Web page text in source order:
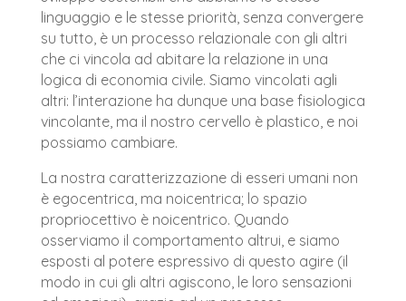
linguaggio e le stesse priorità, senza convergere
su tutto, è un processo relazionale con gli altri
che ci vincola ad abitare la relazione in una
logica di economia civile. Siamo vincolati agli
altri: l’interazione ha dunque una base fisiologica
vincolante, ma il nostro cervello è plastico, e noi
possiamo cambiare.
La nostra caratterizzazione di esseri umani non
è egocentrica, ma noicentrica; lo spazio
propriocettivo è noicentrico. Quando
osserviamo il comportamento altrui, e siamo
esposti al potere espressivo di questo agire (il
modo in cui gli altri agiscono, le loro sensazioni